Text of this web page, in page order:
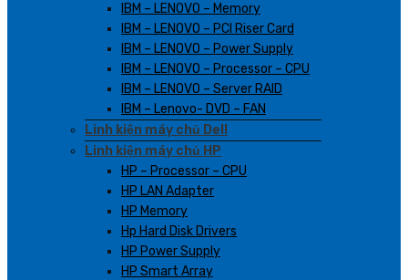
IBM – LENOVO – Memory
IBM – LENOVO – PCI Riser Card
IBM – LENOVO – Power Supply
IBM – LENOVO – Processor – CPU
IBM – LENOVO – Server RAID
IBM – Lenovo- DVD – FAN
Linh kiện máy chủ Dell
Linh kiện máy chủ HP
HP – Processor – CPU
HP LAN Adapter
HP Memory
Hp Hard Disk Drivers
HP Power Supply
HP Smart Array